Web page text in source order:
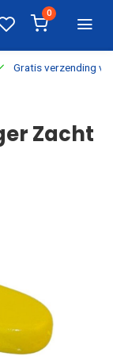
0
Gratis verzending
Zacht